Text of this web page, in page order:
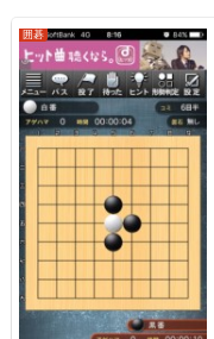
囲碁